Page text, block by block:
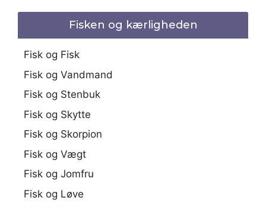
Fisken og kærligheden
Fisk og Fisk
Fisk og Vandmand
Fisk og Stenbuk
Fisk og Skytte
Fisk og Skorpion
Fisk og Vægt
Fisk og Jomfru
Fisk og Løve